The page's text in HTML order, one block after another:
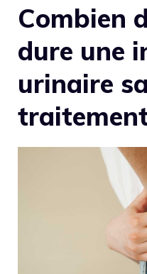
Combien
dure une
urinaire